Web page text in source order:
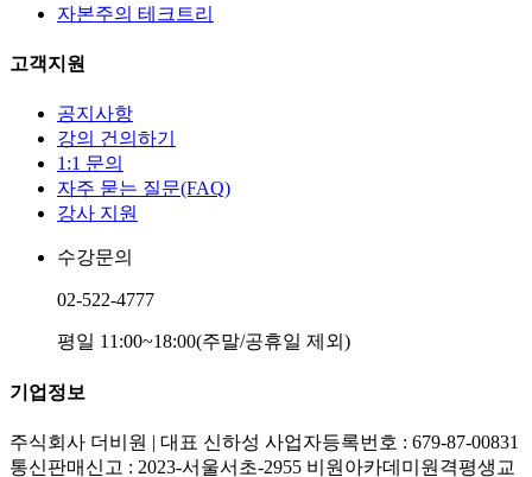
자본주의 테크트리
고객지원
공지사항
강의 건의하기
1:1 문의
자주 묻는 질문(FAQ)
강사 지원
수강문의
02-522-4777
평일 11:00~18:00(주말/공휴일 제외)
기업정보
주식회사 더비원 | 대표 신하성 사업자등록번호 : 679-87-00831
통신판매신고 : 2023-서울서초-2955 비원아카데미원격평생교